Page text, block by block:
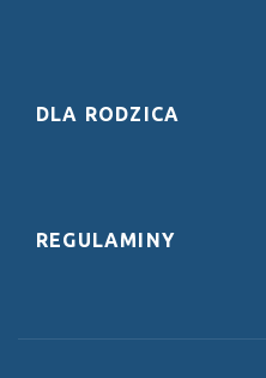
DLA RODZICA
REGULAMINY